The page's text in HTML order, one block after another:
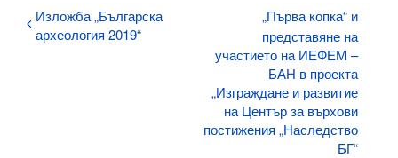
Изложба „Българска
археология 2019“
„Първа копка“ и
представяне на
участието на ИЕФЕМ –
БАН в проекта
„Изграждане и развитие
на Център за върхови
постижения „Наследство
БГ“